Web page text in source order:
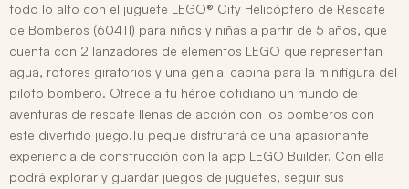
todo lo alto con el juguete LEGO® City Helicóptero de Rescate
de Bomberos (60411) para niños y niñas a partir de 5 años, que
cuenta con 2 lanzadores de elementos LEGO que representan
agua, rotores giratorios y una genial cabina para la minifigura del
piloto bombero. Ofrece a tu héroe cotidiano un mundo de
aventuras de rescate llenas de acción con los bomberos con
este divertido juego.Tu peque disfrutará de una apasionante
experiencia de construcción con la app LEGO Builder. Con ella
podrá explorar y guardar juegos de juguetes, seguir sus